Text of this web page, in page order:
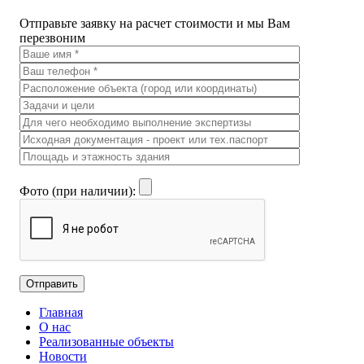
Отправьте заявку на расчет стоимости и мы Вам
перезвоним
Фото (при наличии):
Главная
О нас
Реализованные объекты
Новости